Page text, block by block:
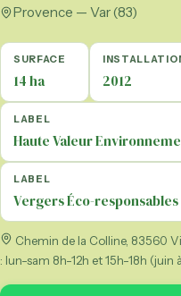
Provence — Var (83)
SURFACE
14 ha 2012
LABEL
Haute Valeur
LABEL
Vergers Éco-responsables
Chemin de la Colline, 83560
: lun-sam 8h-12h et 15h-18h (juin